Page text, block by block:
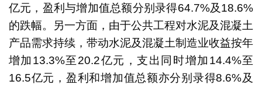
亿元，盈利与增加值总额分别录得64.7%及18.6%
的跌幅。另一方面，由于公共工程对水泥及混凝土
产品需求持续，带动水泥及混凝土制造业收益按年
增加13.3%至20.2亿元，支出同时增加14.4%至
16.5亿元，盈利和增加值总额亦分别录得8.6%及